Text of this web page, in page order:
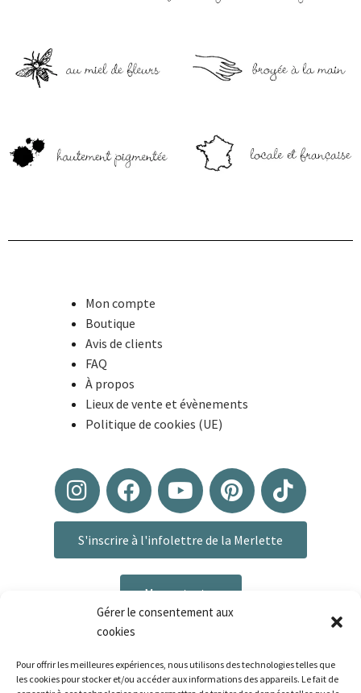
Gérer le consentement aux
cookies
Pour offrir les meilleures expériences, nous utilisons des technologies telles que
les cookies pour stocker et/ou accéder aux informations des appareils. Le fait de
Mon compte
Boutique
Avis de clients
FAQ
À propos
Lieux de vente et évènements
Politique de cookies (UE)
S'inscrire à l'infolettre de la Merlette
Me contacter